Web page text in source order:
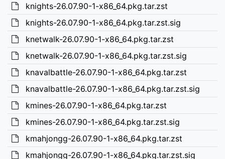
knights-26.07.90-1-x86_64.pkg.tar.zst
knights-26.07.90-1-x86_64.pkg.tar.zst.sig
knetwalk-26.07.90-1-x86_64.pkg.tar.zst
knetwalk-26.07.90-1-x86_64.pkg.tar.zst.sig
knavalbattle-26.07.90-1-x86_64.pkg.tar.zst
knavalbattle-26.07.90-1-x86_64.pkg.tar.zst.sig
kmines-26.07.90-1-x86_64.pkg.tar.zst
kmines-26.07.90-1-x86_64.pkg.tar.zst.sig
kmahjongg-26.07.90-1-x86_64.pkg.tar.zst
kmahjongg-26.07.90-1-x86_64.pkg.tar.zst.sig